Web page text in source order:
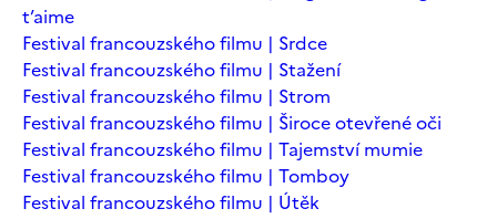
t’aime
Festival francouzského filmu | Srdce
Festival francouzského filmu | Stažení
Festival francouzského filmu | Strom
Festival francouzského filmu | Široce otevřené oči
Festival francouzského filmu | Tajemství mumie
Festival francouzského filmu | Tomboy
Festival francouzského filmu | Útěk